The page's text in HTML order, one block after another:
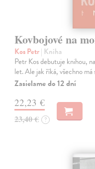
Kovbojové na
Kos Petr| Kniha
Petr Kos debutuje knihou,
let. Ale jak říká, všechno má
Zasielame do 12 dní
22,23 €
23,40 € ?